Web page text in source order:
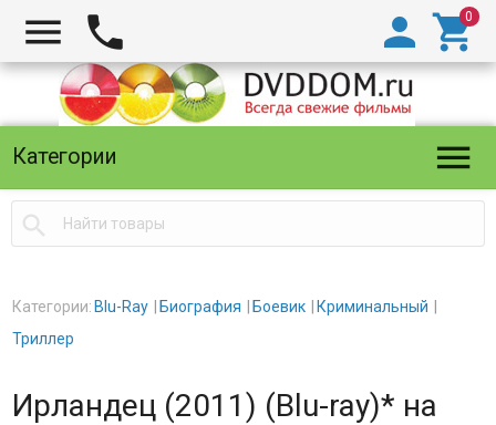
  

Категории 

Категории: Blu-Ray Биография Боевик
Криминальный
Триллер
Ирландец (2011) (Blu-ray)* на